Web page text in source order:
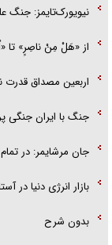
نیویورک‌تایمز: جنگ
از «هَلْ مِنْ ناصِرٍ» تا
اربعین مصداق
جنگ با ایران جنگی
جان مرشایمر: در
بازار انرژی دنیا در
بدون شرح